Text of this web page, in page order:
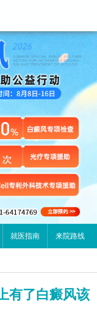
就医指南 来院路线
有了白癜风该